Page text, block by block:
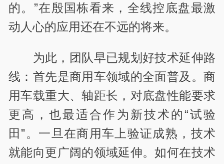
的。”在殷国栋看来，全线控底盘最激
动人心的应用还在不远的将来。
为此，团队早已规划好技术延伸路
线：首先是商用车领域的全面普及。商
用车载重大、轴距长，对底盘性能要求
更高，也最适合作为新技术的“试验
田”。一旦在商用车上验证成熟，技术
就能向更广阔的领域延伸。如何在技术